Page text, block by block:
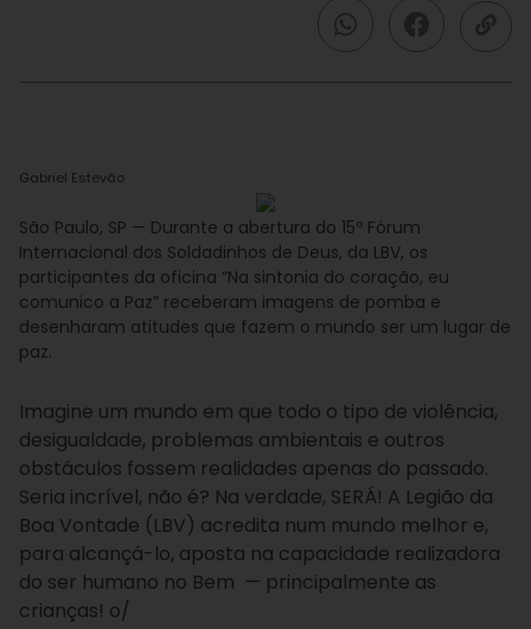
Gabriel Estevão
São Paulo, SP — Durante a abertura do 15º Fórum
Internacional dos Soldadinhos de Deus, da LBV, os
participantes da oficina “Na sintonia do coração, eu
comunico a Paz” receberam imagens de pomba e
desenharam atitudes que fazem o mundo ser um lugar de
paz.
Imagine um mundo em que todo o tipo de violência,
desigualdade, problemas ambientais e outros
obstáculos fossem realidades apenas do passado.
Seria incrível, não é? Na verdade, SERÁ! A Legião da
Boa Vontade (LBV) acredita num mundo melhor e,
para alcançá-lo, aposta na capacidade realizadora
do ser humano no Bem — principalmente as
crianças! o/